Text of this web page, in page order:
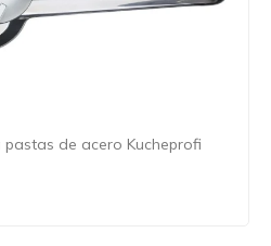
pastas de acero Kucheprofi